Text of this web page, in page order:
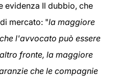
evidenza Il dubbio, che
mercato: "la maggiore
l'avvocato può essere
fronte, la maggiore
che le compagnie